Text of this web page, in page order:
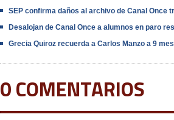
SEP confirma daños al archivo de Canal Once
Desalojan de Canal Once a alumnos en paro
Grecia Quiroz recuerda a Carlos Manzo a 9
0 COMENTARIOS